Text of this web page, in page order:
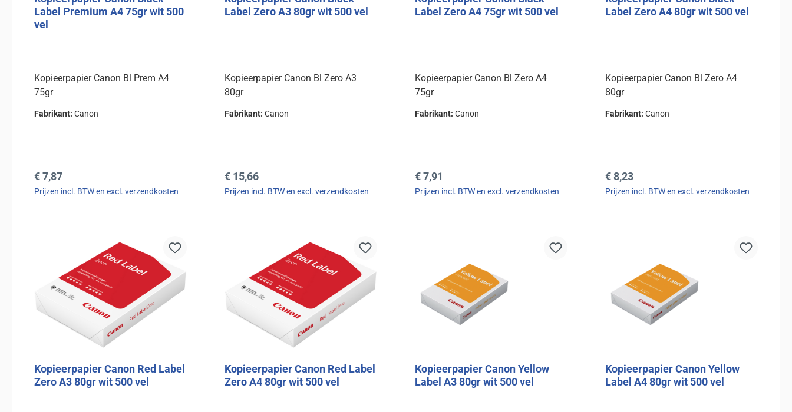
Label Premium A4 75gr wit 500
vel
Kopieerpapier Canon Bl Prem A4
75gr
Fabrikant: Canon
Normale prijs:
€ 7,87
Prijzen incl. BTW en excl. verzendkosten
Label Zero A3 80gr wit 500 vel
Kopieerpapier Canon Bl Zero A3
80gr
Fabrikant: Canon
Normale prijs:
€ 15,66
Prijzen incl. BTW en excl. verzendkosten
Label Zero A4 75gr wit 500 vel
Kopieerpapier Canon Bl Zero A4
75gr
Fabrikant: Canon
Normale prijs:
€ 7,91
Prijzen incl. BTW en excl. verzendkosten
Label Zero A4 80gr wit 500 vel
Kopieerpapier Canon Bl Zero A4
80gr
Fabrikant: Canon
Normale prijs:
€ 8,23
Prijzen incl. BTW en excl. verzendkosten
Kopieerpapier Canon Red Label
Zero A3 80gr wit 500 vel
Kopieerpapier Canon Red Label
Zero A4 80gr wit 500 vel
Kopieerpapier Canon Yellow
Label A3 80gr wit 500 vel
Kopieerpapier Canon Yellow
Label A4 80gr wit 500 vel